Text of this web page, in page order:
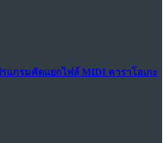
รแกรมคัดแยกไฟล์ MIDI คาราโอเกะ